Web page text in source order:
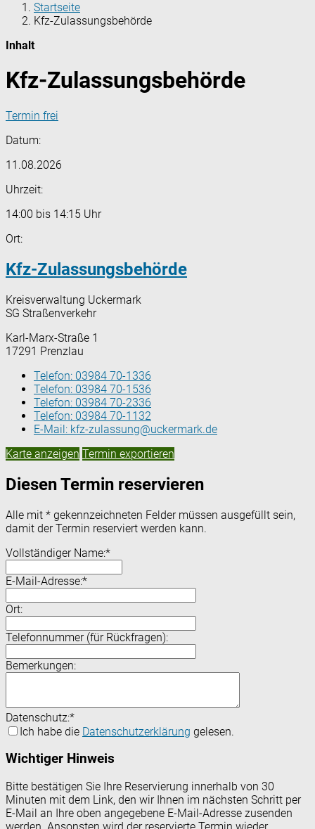
Startseite
Kfz-Zulassungsbehörde
Inhalt
Kfz-Zulassungsbehörde
Termin frei
Datum:
11.08.2026
Uhrzeit:
14:00 bis 14:15 Uhr
Ort:
Kfz-Zulassungsbehörde
Kreisverwaltung Uckermark
SG Straßenverkehr
Karl-Marx-Straße 1
17291 Prenzlau
Telefon: 03984 70-1336
Telefon: 03984 70-1536
Telefon: 03984 70-2336
Telefon: 03984 70-1132
E-Mail: kfz-zulassung@uckermark.de
Karte anzeigen Termin exportieren
Diesen Termin reservieren
Alle mit * gekennzeichneten Felder müssen ausgefüllt sein,
damit der Termin reserviert werden kann.
Vollständiger Name:*
E-Mail-Adresse:*
Ort:
Telefonnummer (für Rückfragen):
Bemerkungen:
Datenschutz:*
Ich habe die Datenschutzerklärung gelesen.
Wichtiger Hinweis
Bitte bestätigen Sie Ihre Reservierung innerhalb von 30
Minuten mit dem Link, den wir Ihnen im nächsten Schritt per
E-Mail an Ihre oben angegebene E-Mail-Adresse zusenden